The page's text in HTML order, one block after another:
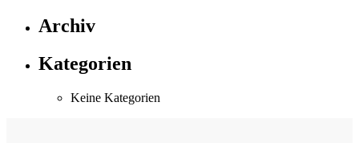
Archiv
Kategorien
Keine Kategorien